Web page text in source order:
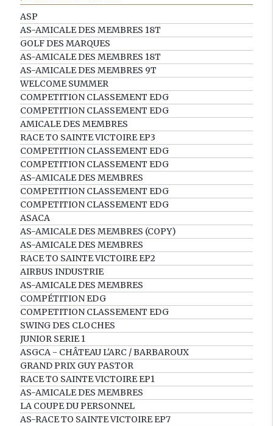
ASP
AS-AMICALE DES MEMBRES 18T
GOLF DES MARQUES
AS-AMICALE DES MEMBRES 18T
AS-AMICALE DES MEMBRES 9T
WELCOME SUMMER
COMPETITION CLASSEMENT EDG
COMPETITION CLASSEMENT EDG
AMICALE DES MEMBRES
RACE TO SAINTE VICTOIRE EP3
COMPETITION CLASSEMENT EDG
COMPETITION CLASSEMENT EDG
AS-AMICALE DES MEMBRES
COMPETITION CLASSEMENT EDG
COMPETITION CLASSEMENT EDG
ASACA
AS-AMICALE DES MEMBRES (COPY)
AS-AMICALE DES MEMBRES
RACE TO SAINTE VICTOIRE EP2
AIRBUS INDUSTRIE
AS-AMICALE DES MEMBRES
COMPÉTITION EDG
COMPETITION CLASSEMENT EDG
SWING DES CLOCHES
JUNIOR SERIE 1
ASGCA - CHÂTEAU L'ARC / BARBAROUX
GRAND PRIX GUY PASTOR
RACE TO SAINTE VICTOIRE EP1
AS-AMICALE DES MEMBRES
LA COUPE DU PERSONNEL
AS-RACE TO SAINTE VICTOIRE EP7